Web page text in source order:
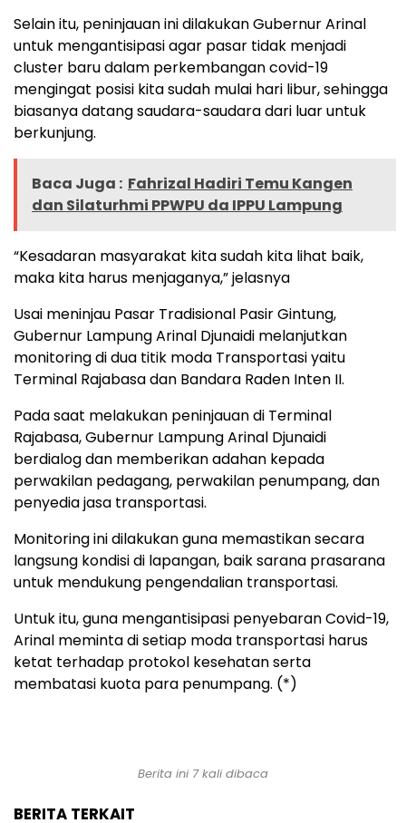
Selain itu, peninjauan ini dilakukan Gubernur Arinal
untuk mengantisipasi agar pasar tidak menjadi
cluster baru dalam perkembangan covid-19
mengingat posisi kita sudah mulai hari libur, sehingga
biasanya datang saudara-saudara dari luar untuk
berkunjung.
Baca Juga : Fahrizal Hadiri Temu Kangen
dan Silaturhmi PPWPU da IPPU Lampung
“Kesadaran masyarakat kita sudah kita lihat baik,
maka kita harus menjaganya,” jelasnya
Usai meninjau Pasar Tradisional Pasir Gintung,
Gubernur Lampung Arinal Djunaidi melanjutkan
monitoring di dua titik moda Transportasi yaitu
Terminal Rajabasa dan Bandara Raden Inten II.
Pada saat melakukan peninjauan di Terminal
Rajabasa, Gubernur Lampung Arinal Djunaidi
berdialog dan memberikan adahan kepada
perwakilan pedagang, perwakilan penumpang, dan
penyedia jasa transportasi.
Monitoring ini dilakukan guna memastikan secara
langsung kondisi di lapangan, baik sarana prasarana
untuk mendukung pengendalian transportasi.
Untuk itu, guna mengantisipasi penyebaran Covid-19,
Arinal meminta di setiap moda transportasi harus
ketat terhadap protokol kesehatan serta
membatasi kuota para penumpang. (*)
Berita ini 7 kali dibaca
BERITA TERKAIT